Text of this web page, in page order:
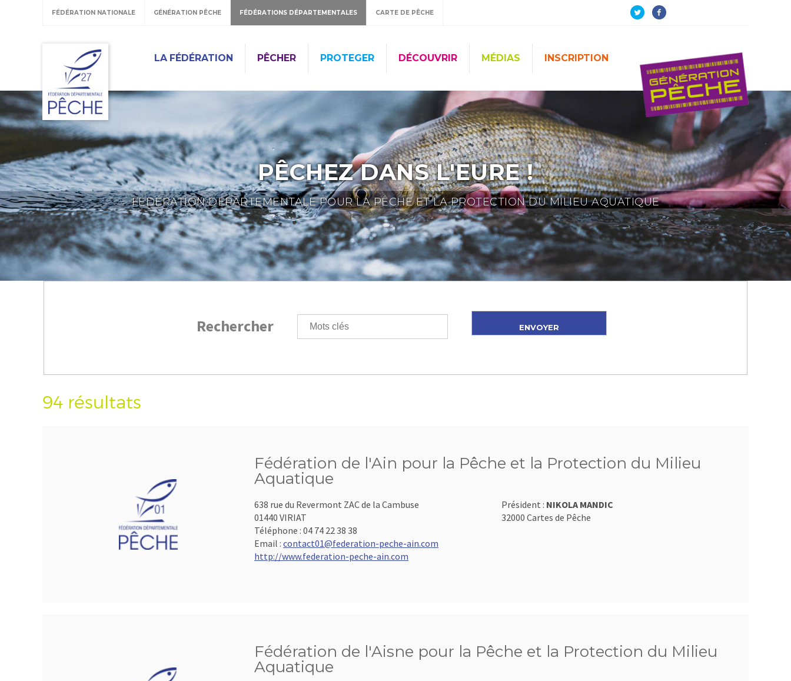
FÉDÉRATION NATIONALE GÉNÉRATION PÊCHE FÉDÉRATIONS DÉPARTEMENTALES CARTE DE PÊCHE
LA FÉDÉRATION PÊCHER PROTEGER DÉCOUVRIR MÉDIAS INSCRIPTION
PÊCHEZ DANS L'EURE !
FÉDÉRATION DÉPARTEMENTALE POUR LA PÊCHE ET LA PROTECTION DU MILIEU AQUATIQUE
Rechercher
94 résultats
Fédération de l'Ain pour la Pêche et la Protection du Milieu
Aquatique
638 rue du Revermont ZAC de la Cambuse
01440 VIRIAT
Téléphone : 04 74 22 38 38
Email : contact01@federation-peche-ain.com
http://www.federation-peche-ain.com
Président : NIKOLA MANDIC
32000 Cartes de Pêche
Fédération de l'Aisne pour la Pêche et la Protection du Milieu
Aquatique